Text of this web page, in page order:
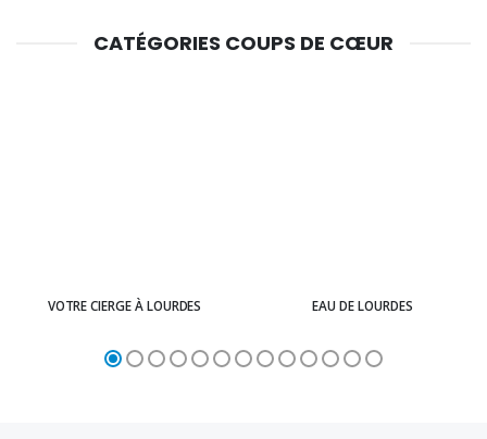
CATÉGORIES COUPS DE CŒUR
VOTRE CIERGE À LOURDES EAU DE LOURDES